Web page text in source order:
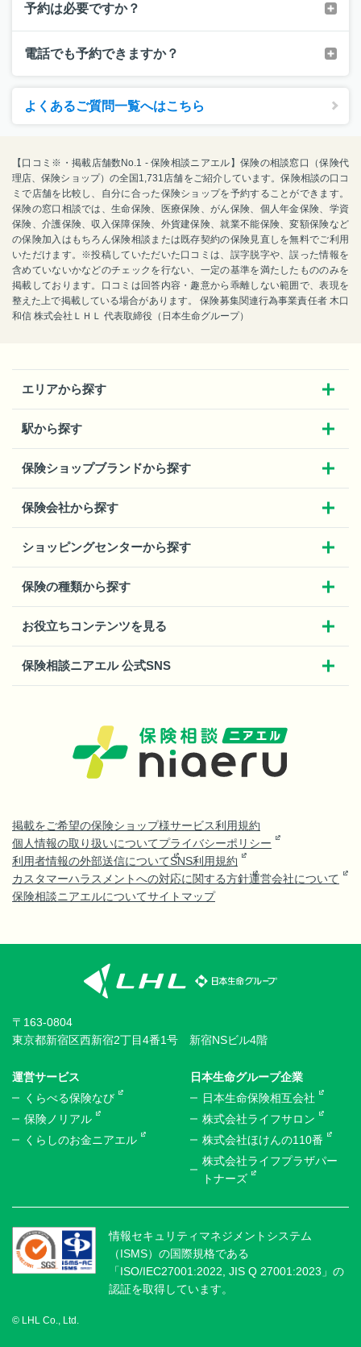
予約は必要ですか？
電話でも予約できますか？
よくあるご質問一覧へはこちら
【口コミ※・掲載店舗数No.1 - 保険相談ニアエル】保険の相談窓口（保険代
理店、保険ショップ）の全国1,731店舗をご紹介しています。保険相談の口コ
ミで店舗を比較し、自分に合った保険ショップを予約することができます。
保険の窓口相談では、生命保険、医療保険、がん保険、個人年金保険、学資
保険、介護保険、収入保障保険、外貨建保険、就業不能保険、変額保険など
の保険加入はもちろん保険相談または既存契約の保険見直しを無料でご利用
いただけます。※投稿していただいた口コミは、誤字脱字や、誤った情報を
含めていないかなどのチェックを行ない、一定の基準を満たしたもののみを
掲載しております。口コミは回答内容・趣意から乖離しない範囲で、表現を
整えた上で掲載している場合があります。 保険募集関連行為事業責任者 木口
和信 株式会社ＬＨＬ 代表取締役（日本生命グループ）
エリアから探す
駅から探す
保険ショップブランドから探す
保険会社から探す
ショッピングセンターから探す
保険の種類から探す
お役立ちコンテンツを見る
保険相談ニアエル 公式SNS
掲載をご希望の保険ショップ様サービス利用規約
個人情報の取り扱いについてプライバシーポリシー
利用者情報の外部送信についてSNS利用規約
カスタマーハラスメントへの対応に関する方針運営会社について
保険相談ニアエルについてサイトマップ
〒163-0804
東京都新宿区西新宿2丁目4番1号 新宿NSビル4階
運営サービス
くらべる保険なび
保険ノリアル
くらしのお金ニアエル
日本生命グループ企業
日本生命保険相互会社
株式会社ライフサロン
株式会社ほけんの110番
株式会社ライフプラザパー
トナーズ
情報セキュリティマネジメントシステム
（ISMS）の国際規格である
「ISO/IEC27001:2022, JIS Q 27001:2023」の
認証を取得しています。
© LHL Co., Ltd.